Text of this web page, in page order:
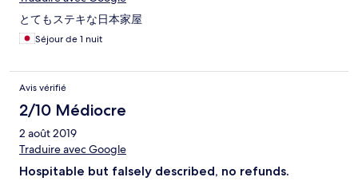
とてもステキな日本家屋
Séjour de 1 nuit
Avis vérifié
2/10 Médiocre
2 août 2019
Traduire avec Google
Hospitable but falsely described, no refunds.